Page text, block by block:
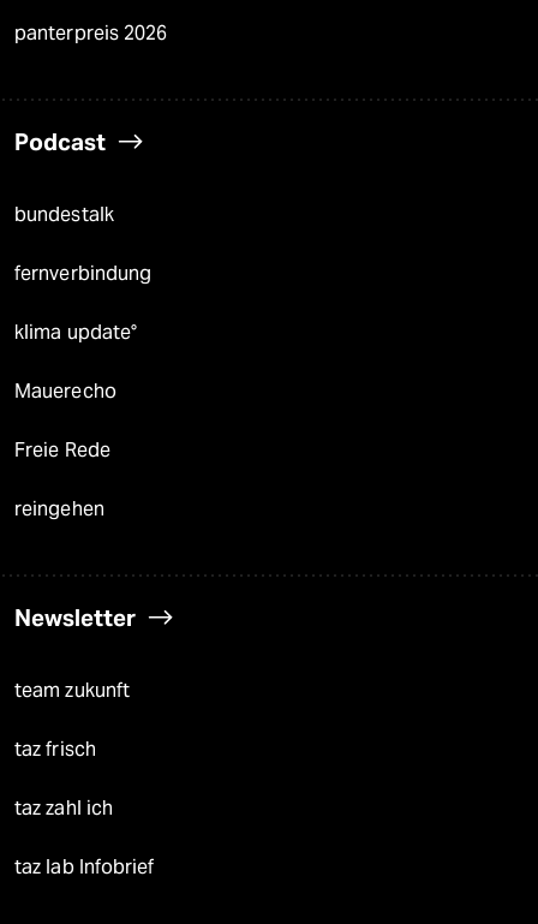
panterpreis 2026
Podcast
bundestalk
fernverbindung
klima update°
Mauerecho
Freie Rede
reingehen
Newsletter
team zukunft
taz frisch
taz zahl ich
taz lab Infobrief